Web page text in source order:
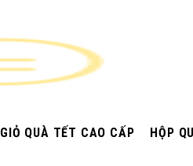
GIỎ QUÀ TẾT CAO CẤP HỘP